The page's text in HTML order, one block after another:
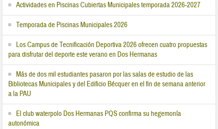
Actividades en Piscinas Cubiertas Municipales temporada 2026-2027
Temporada de Piscinas Municipales 2026
Los Campus de Tecnificación Deportiva 2026 ofrecen cuatro propuestas
para disfrutar del deporte este verano en Dos Hermanas
Más de dos mil estudiantes pasaron por las salas de estudio de las
Bibliotecas Municipales y del Edificio Bécquer en el fin de semana anterior
a la PAU
El club waterpolo Dos Hermanas PQS confirma su hegemonía
autonómica